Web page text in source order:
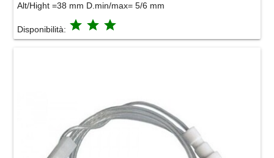
Alt/Hight =38 mm D.min/max= 5/6 mm
Disponibilità: grade grade grade